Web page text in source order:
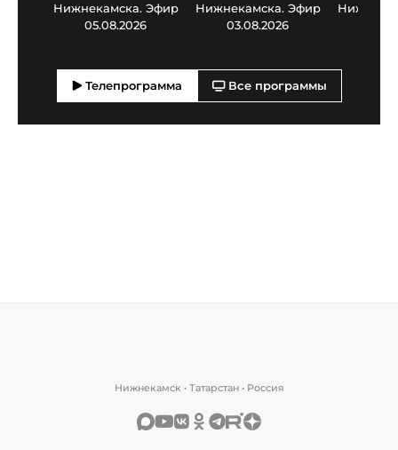
Нижнекамска. Эфир
05.08.2026
Нижнекамска. Эфир
03.08.2026
Телепрограмма Все программы
Нижнекамск • Татарстан • Россия